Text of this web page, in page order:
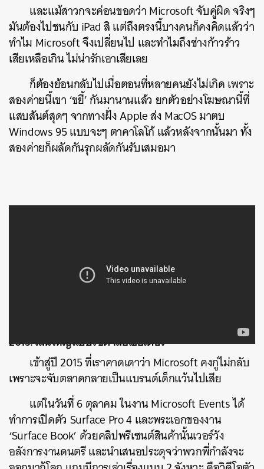
และแม้สาวกจะค่อนขอดว่า Microsoft จับคู่ผิด จริงๆ
มันต้องไปชนกับ iPad สิ แต่ถึงตรงนี้บางคนก็คงคิดแล้วว่า
ทำไม Microsoft จึงเปลี่ยนไป และทำไมถึงช่างก้าวร้าว
เสียเหลือเกิน ไม่น่ารักเอาเสียเลย
ก็ต้องย้อนกลับไปเมื่อตอนที่หลายคนยังไม่เกิด เพราะ
สองค่ายนี้เขา ‘ขยี้’ กันมานานแล้ว ยกตัวอย่างโฆษณานี้ที่
แสบสันต์สุดๆ จากทางฝ้่ง Apple ส่ง MacOS มาตบ
Windows 95 แบบจะๆ ตาคาโลโก้ แล้วหลังจากนั้นมา ทั้ง
สองค่ายก็ผลัดกันรุกผลัดกันรับเสมอมา
2015: เล่นใหญ่แบบรัชดาลัยเธียเตอร์
เข้าสู่ปี 2015 ที่เราคาดเดาว่า Microsoft คงกู่ไม่กลับ
เพราะจะจับตลาดกลายเป็นแบรนด์เด็กแว้นไปเสีย
แต่ในวันที่ 6 ตุลาคม ในงาน Microsoft Events ได้
ทำการเปิดตัว Surface Pro 4 และพระเอกของงาน
‘Surface Book’ ด้วยคลิปพรีเซนต์สินค้านั้นเวอร์วัง
อลังการงานดนตรี และนำเสนอประดุจว่าพวกพี่กำลังจะ